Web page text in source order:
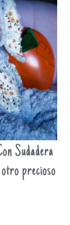
Sudadera
precioso